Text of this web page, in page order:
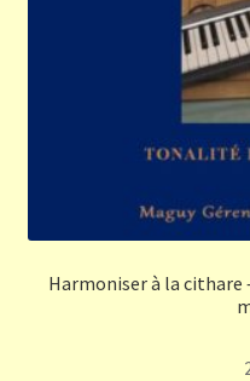
Harmoniser à la cithare